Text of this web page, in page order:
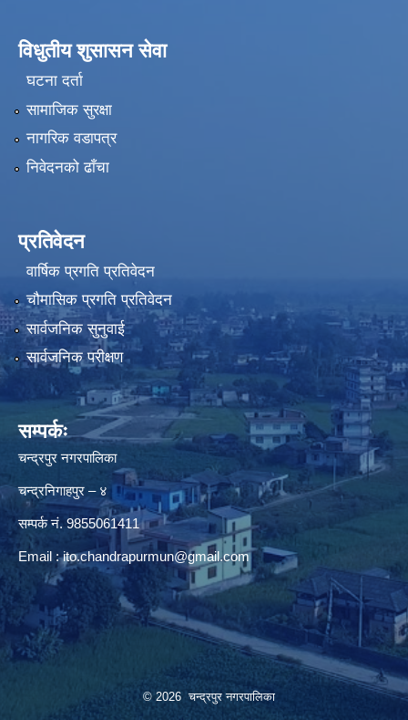
विधुतीय शुसासन सेवा
घटना दर्ता
सामाजिक सुरक्षा
नागरिक वडापत्र
निवेदनको ढाँचा
प्रतिवेदन
वार्षिक प्रगति प्रतिवेदन
चौमासिक प्रगति प्रतिवेदन
सार्वजनिक सुनुवाई
सार्वजनिक परीक्षण
सम्पर्कः
चन्द्रपुर नगरपालिका
चन्द्रनिगाहपुर – ४
सम्पर्क नं. 9855061411
Email :ito.chandrapurmun@gmail.com
© 2026 चन्द्रपुर नगरपालिका